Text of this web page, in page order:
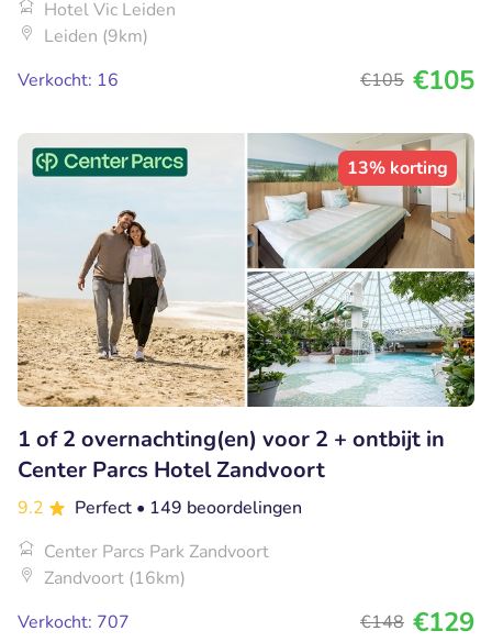
Hotel Vic Leiden
Leiden (9km)
Verkocht: 16
€105 €105
13% korting
1 of 2 overnachting(en) voor 2 + ontbijt in
Center Parcs Hotel Zandvoort
9.2 Perfect • 149 beoordelingen
Center Parcs Park Zandvoort
Zandvoort (16km)
Verkocht: 707
€148 €129